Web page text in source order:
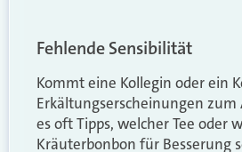
Fehlende Sensibilität
Kommt eine Kollegin oder ein
Erkältungserscheinungen
es oft Tipps, welcher Tee oder
Kräuterbonbon für Besserung